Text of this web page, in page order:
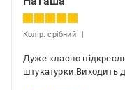
Колір: срібний
Дуже класно
штукатурки.Виходить